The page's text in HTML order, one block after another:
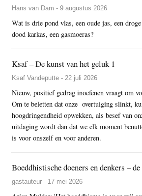
Hans van Dam - 9 augustus 2026
Wat is drie pond vlas, een oude jas, een
dood karkas, een gasmoeras?
Ksaf – De kunst van het geluk 1
Ksaf Vandeputte - 22 juli 2026
Nieuw, positief gedrag inoefenen vraagt om
Om te beletten dat onze overtuiging slinkt,
hoogdringendheid opwekken, als besef van
uitdaging wordt dan dat we elk moment
is voor onszelf en voor anderen.
Boeddhistische doeners en denkers –
gastauteur - 17 mei 2026